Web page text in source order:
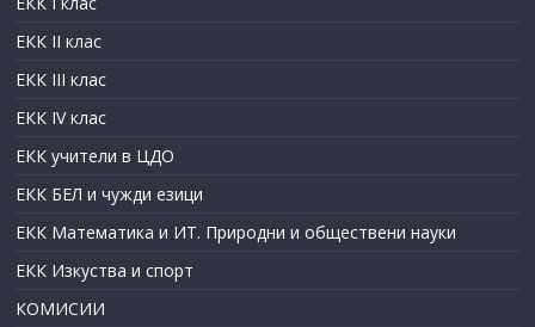
ЕКК II клас
ЕКК III клас
ЕКК IV клас
ЕКК учители в ЦДО
ЕКК БЕЛ и чужди езици
ЕКК Математика и ИТ. Природни и обществени науки
ЕКК Изкуства и спорт
КОМИСИИ